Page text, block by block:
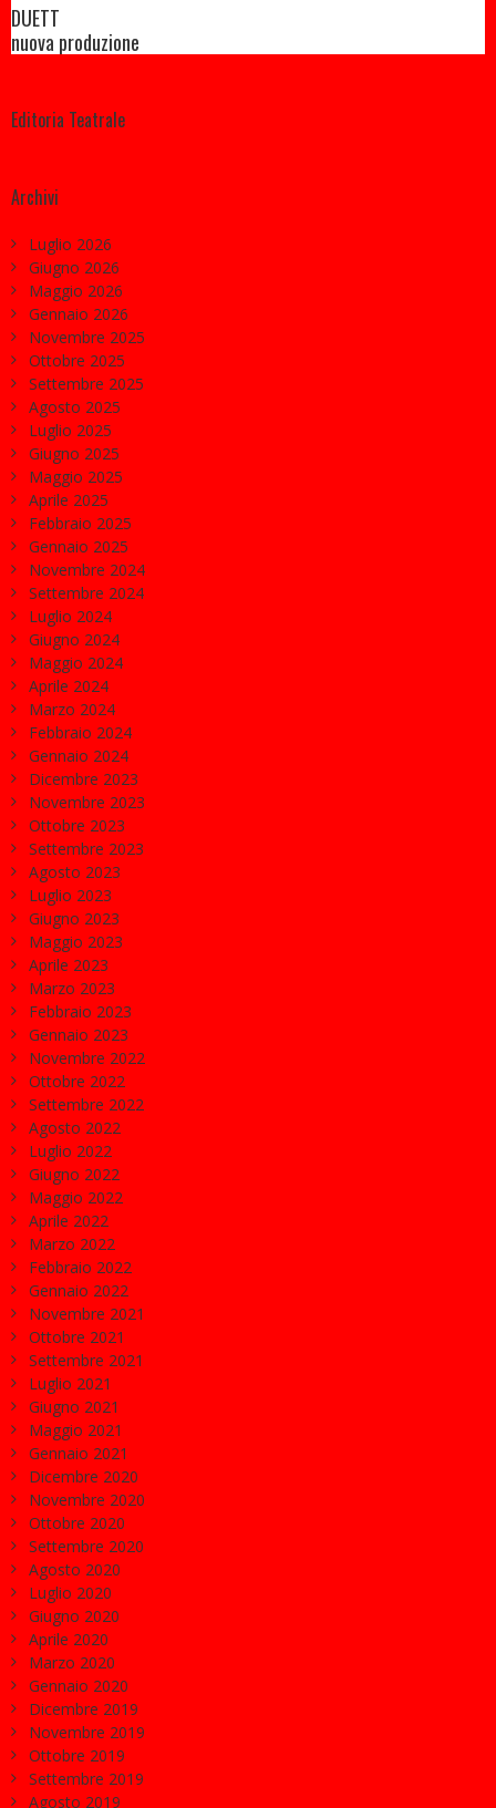
DUETT
nuova produzione
Editoria Teatrale
Archivi
Luglio 2026
Giugno 2026
Maggio 2026
Gennaio 2026
Novembre 2025
Ottobre 2025
Settembre 2025
Agosto 2025
Luglio 2025
Giugno 2025
Maggio 2025
Aprile 2025
Febbraio 2025
Gennaio 2025
Novembre 2024
Settembre 2024
Luglio 2024
Giugno 2024
Maggio 2024
Aprile 2024
Marzo 2024
Febbraio 2024
Gennaio 2024
Dicembre 2023
Novembre 2023
Ottobre 2023
Settembre 2023
Agosto 2023
Luglio 2023
Giugno 2023
Maggio 2023
Aprile 2023
Marzo 2023
Febbraio 2023
Gennaio 2023
Novembre 2022
Ottobre 2022
Settembre 2022
Agosto 2022
Luglio 2022
Giugno 2022
Maggio 2022
Aprile 2022
Marzo 2022
Febbraio 2022
Gennaio 2022
Novembre 2021
Ottobre 2021
Settembre 2021
Luglio 2021
Giugno 2021
Maggio 2021
Gennaio 2021
Dicembre 2020
Novembre 2020
Ottobre 2020
Settembre 2020
Agosto 2020
Luglio 2020
Giugno 2020
Aprile 2020
Marzo 2020
Gennaio 2020
Dicembre 2019
Novembre 2019
Ottobre 2019
Settembre 2019
Agosto 2019